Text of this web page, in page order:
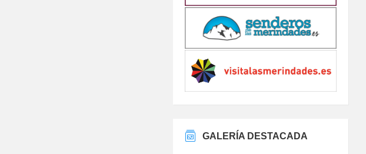
GALERÍA DESTACADA